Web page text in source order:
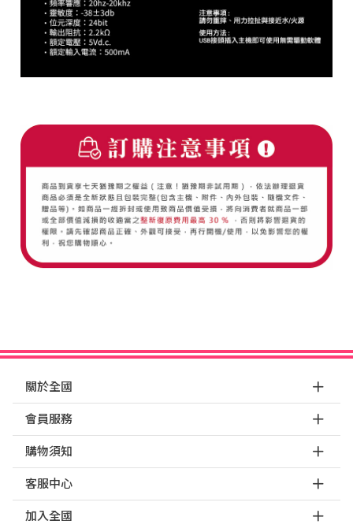
關於全國
會員服務
購物須知
客服中心
加入全國